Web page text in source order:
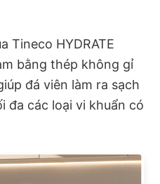
Tineco HYDRATE
bằng thép không gỉ
đá viên làm ra sạch
đa các loại vi khuẩn có